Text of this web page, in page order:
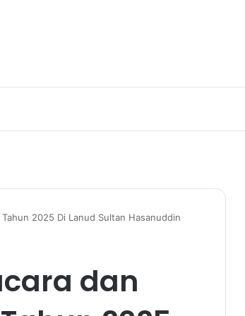
2025 Di Lanud Sultan Hasanuddin
dan